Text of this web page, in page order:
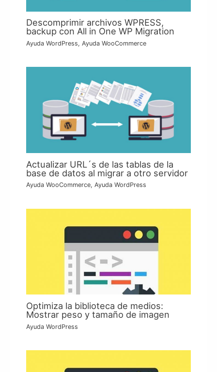
Descomprimir archivos WPRESS,
backup con All in One WP Migration
Ayuda WordPress,Ayuda WooCommerce
Actualizar URL´s de las tablas de la
base de datos al migrar a otro servidor
Ayuda WooCommerce,Ayuda WordPress
Optimiza la biblioteca de medios:
Mostrar peso y tamaño de imagen
Ayuda WordPress